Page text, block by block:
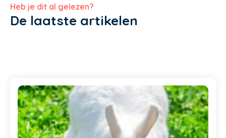
Heb je dit al gelezen?
De laatste artikelen